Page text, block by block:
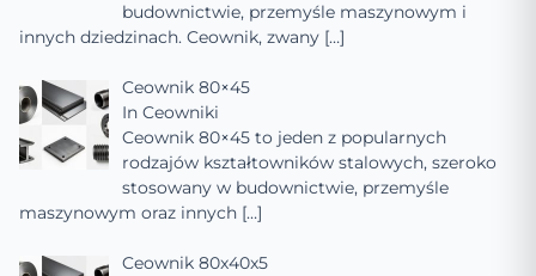
budownictwie, przemyśle maszynowym i
innych dziedzinach. Ceownik, zwany […]
Ceownik 80×45
In Ceowniki
Ceownik 80×45 to jeden z popularnych
rodzajów kształtowników stalowych, szeroko
stosowany w budownictwie, przemyśle
maszynowym oraz innych […]
Ceownik 80x40x5